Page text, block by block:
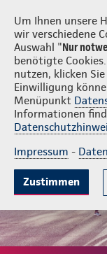
Um Ihnen unsere
wir verschiedene
Auswahl "Nur
benötigte
nutzen, klicken
Einwilligung
Menüpunkt
Informationen
Impressum -
Zustimmen
Gregor Worms
Gute Gründe Tarife